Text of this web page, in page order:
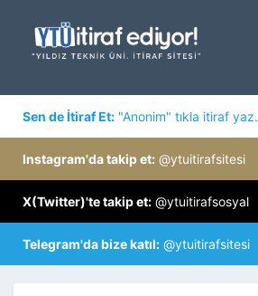
Sen de İtiraf Et: "Anonim" tıkla itiraf yaz.
Instagram'da takip et: @ytuitirafsitesi
X(Twitter)'te takip et: @ytuitirafsosyal
Telegram'da bize katıl: @ytuitirafsitesi